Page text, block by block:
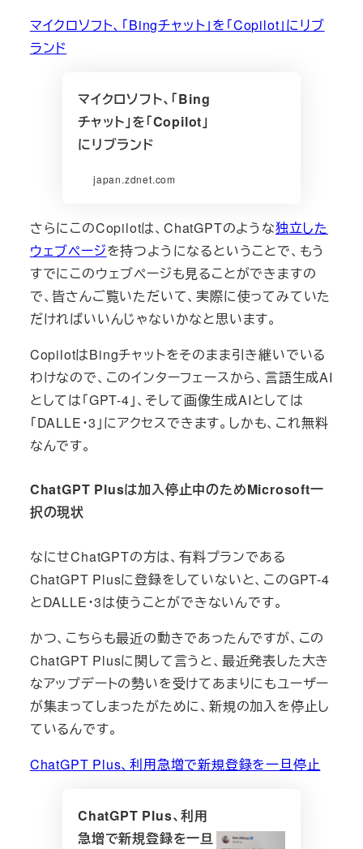
マイクロソフト、「Bingチャット」を「Copilot」にリブ
ランド
マイクロソフト、「Bing
チャット」を「Copilot」
にリブランド
japan.zdnet.com
さらにこのCopilotは、ChatGPTのような独立した
ウェブページを持つようになるということで、もう
すでにこのウェブページも見ることができますの
で、皆さんご覧いただいて、実際に使ってみていた
だければいいんじゃないかなと思います。
CopilotはBingチャットをそのまま引き継いでいる
わけなので、このインターフェースから、言語生成AI
としては「GPT-4」、そして画像生成AIとしては
「DALLE・3」にアクセスできます。しかも、これ無料
なんです。
ChatGPT Plusは加入停止中のためMicrosoft一
択の現状
なにせChatGPTの方は、有料プランである
ChatGPT Plusに登録をしていないと、このGPT-4
とDALLE・3は使うことができないんです。
かつ、こちらも最近の動きであったんですが、この
ChatGPT Plusに関して言うと、最近発表した大き
なアップデートの勢いを受けてあまりにもユーザー
が集まってしまったがために、新規の加入を停止し
ているんです。
ChatGPT Plus、利用急増で新規登録を一旦停止
ChatGPT Plus、利用
急増で新規登録を一旦